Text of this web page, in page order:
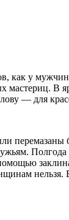
у
мастериц.
— для
Полгода